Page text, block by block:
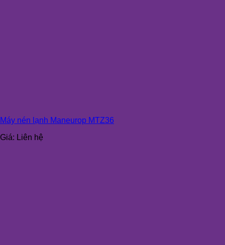
Máy nén lạnh Maneurop MTZ36
Giá: Liên hệ